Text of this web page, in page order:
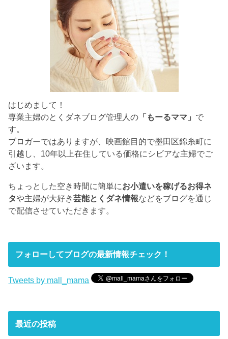
はじめまして！
専業主婦のとくダネブログ管理人の 「もーるママ」 で
す。
ブロガーではありますが、映画館目的で墨田区錦糸町に
引越し、10年以上在住している価格にシビアな主婦でご
ざいます。
ちょっとした空き時間に簡単にお小遣いを稼げるお得ネ
タや主婦が大好き芸能とくダネ情報などをブログを通じ
で配信させていただきます。
フォローしてブログの最新情報チェック！
Tweets by mall_mama
最近の投稿